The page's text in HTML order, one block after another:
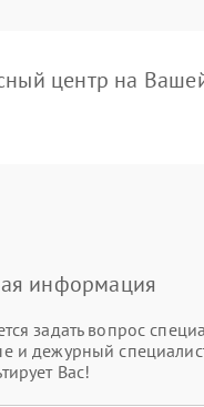
центр на
информация
задать вопрос
и дежурный
Вас!